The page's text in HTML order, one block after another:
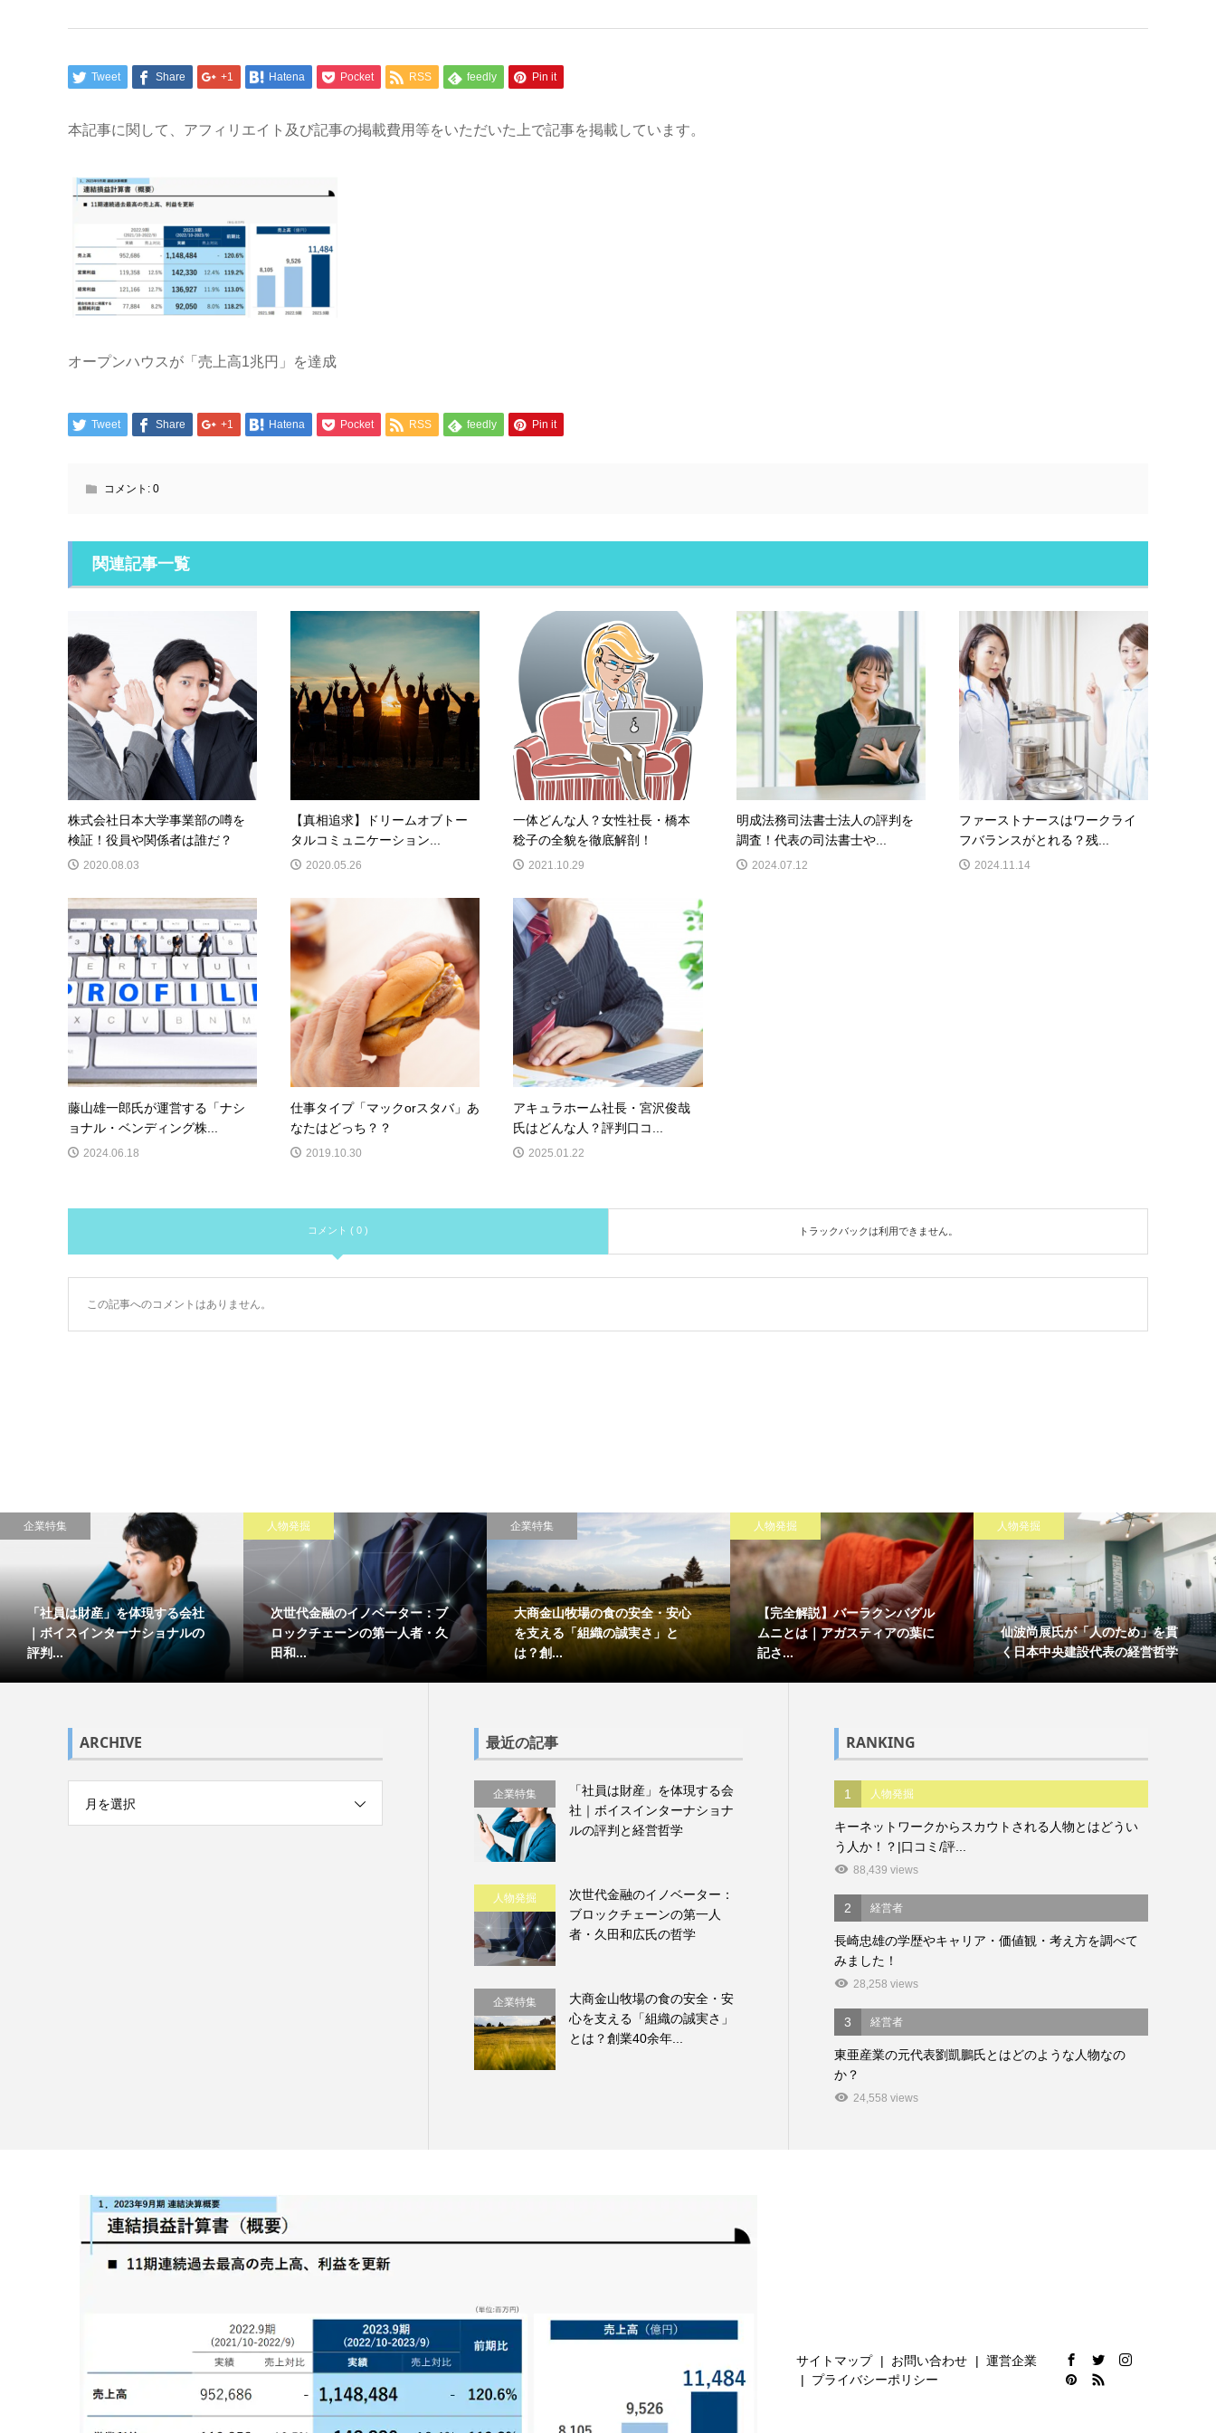
Tweet Share +1 Hatena Pocket RSS feedly Pin it
本記事に関して、アフィリエイト及び記事の掲載費用等をいただいた上で記事を掲載しています。
オープンハウスが「売上高1兆円」を達成
Tweet Share +1 Hatena Pocket RSS feedly Pin it
コメント: 0
関連記事一覧
株式会社日本大学事業部の噂を
検証！役員や関係者は誰だ？
2020.08.03
【真相追求】ドリームオブトー
タルコミュニケーション...
2020.05.26
一体どんな人？女性社長・橋本
稔子の全貌を徹底解剖！
2021.10.29
明成法務司法書士法人の評判を
調査！代表の司法書士や...
2024.07.12
ファーストナースはワークライ
フバランスがとれる？残...
2024.11.14
藤山雄一郎氏が運営する「ナシ
ョナル・ベンディング株...
2024.06.18
仕事タイプ「マックorスタバ」あ
なたはどっち？？
2019.10.30
アキュラホーム社長・宮沢俊哉
氏はどんな人？評判口コ...
2025.01.22
コメント ( 0 ) トラックバックは利用できません。
この記事へのコメントはありません。
企業特集
「社員は財産」を体現する会社
｜ボイスインターナショナルの
評判...
人物発掘
次世代金融のイノベーター：ブ
ロックチェーンの第一人者・久
田和...
企業特集
大商金山牧場の食の安全・安心
を支える「組織の誠実さ」と
は？創...
人物発掘
【完全解説】バーラクンバグル
ムニとは｜アガスティアの葉に
記さ...
人物発掘
仙波尚展氏が「人のため」を貫
く日本中央建設代表の経営哲学
ARCHIVE
月を選択
最近の記事
企業特集
「社員は財産」を体現する会
社｜ボイスインターナショナ
ルの評判と経営哲学
人物発掘
次世代金融のイノベーター：
ブロックチェーンの第一人
者・久田和広氏の哲学
企業特集
大商金山牧場の食の安全・安
心を支える「組織の誠実さ」
とは？創業40余年...
RANKING
1 人物発掘
キーネットワークからスカウトされる人物とはどうい
う人か！？|口コミ/評...
88,439 views
2 経営者
長崎忠雄の学歴やキャリア・価値観・考え方を調べて
みました！
28,258 views
3 経営者
東亜産業の元代表劉凱鵬氏とはどのような人物なの
か？
24,558 views
サイトマップ お問い合わせ
運営企業
プライバシーポリシー